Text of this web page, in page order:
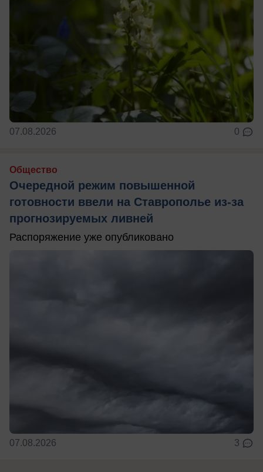
07.08.2026 0
Общество
Очередной режим повышенной
готовности ввели на Ставрополье из-за
прогнозируемых ливней
Распоряжение уже опубликовано
07.08.2026 3